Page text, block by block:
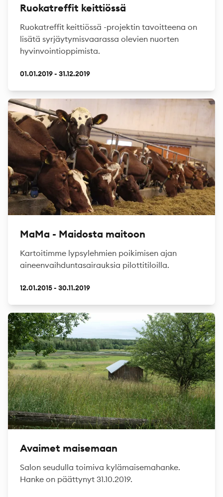
Ruokatreffit keittiössä
Ruokatreffit keittiössä -projektin tavoitteena on
lisätä syrjäytymisvaarassa olevien nuorten
hyvinvointioppimista.
01.01.2019 - 31.12.2019
MaMa - Maidosta maitoon
Kartoitimme lypsylehmien poikimisen ajan
aineenvaihduntasairauksia pilottitiloilla.
12.01.2015 - 30.11.2019
Avaimet maisemaan
Salon seudulla toimiva kylämaisemahanke.
Hanke on päättynyt 31.10.2019.